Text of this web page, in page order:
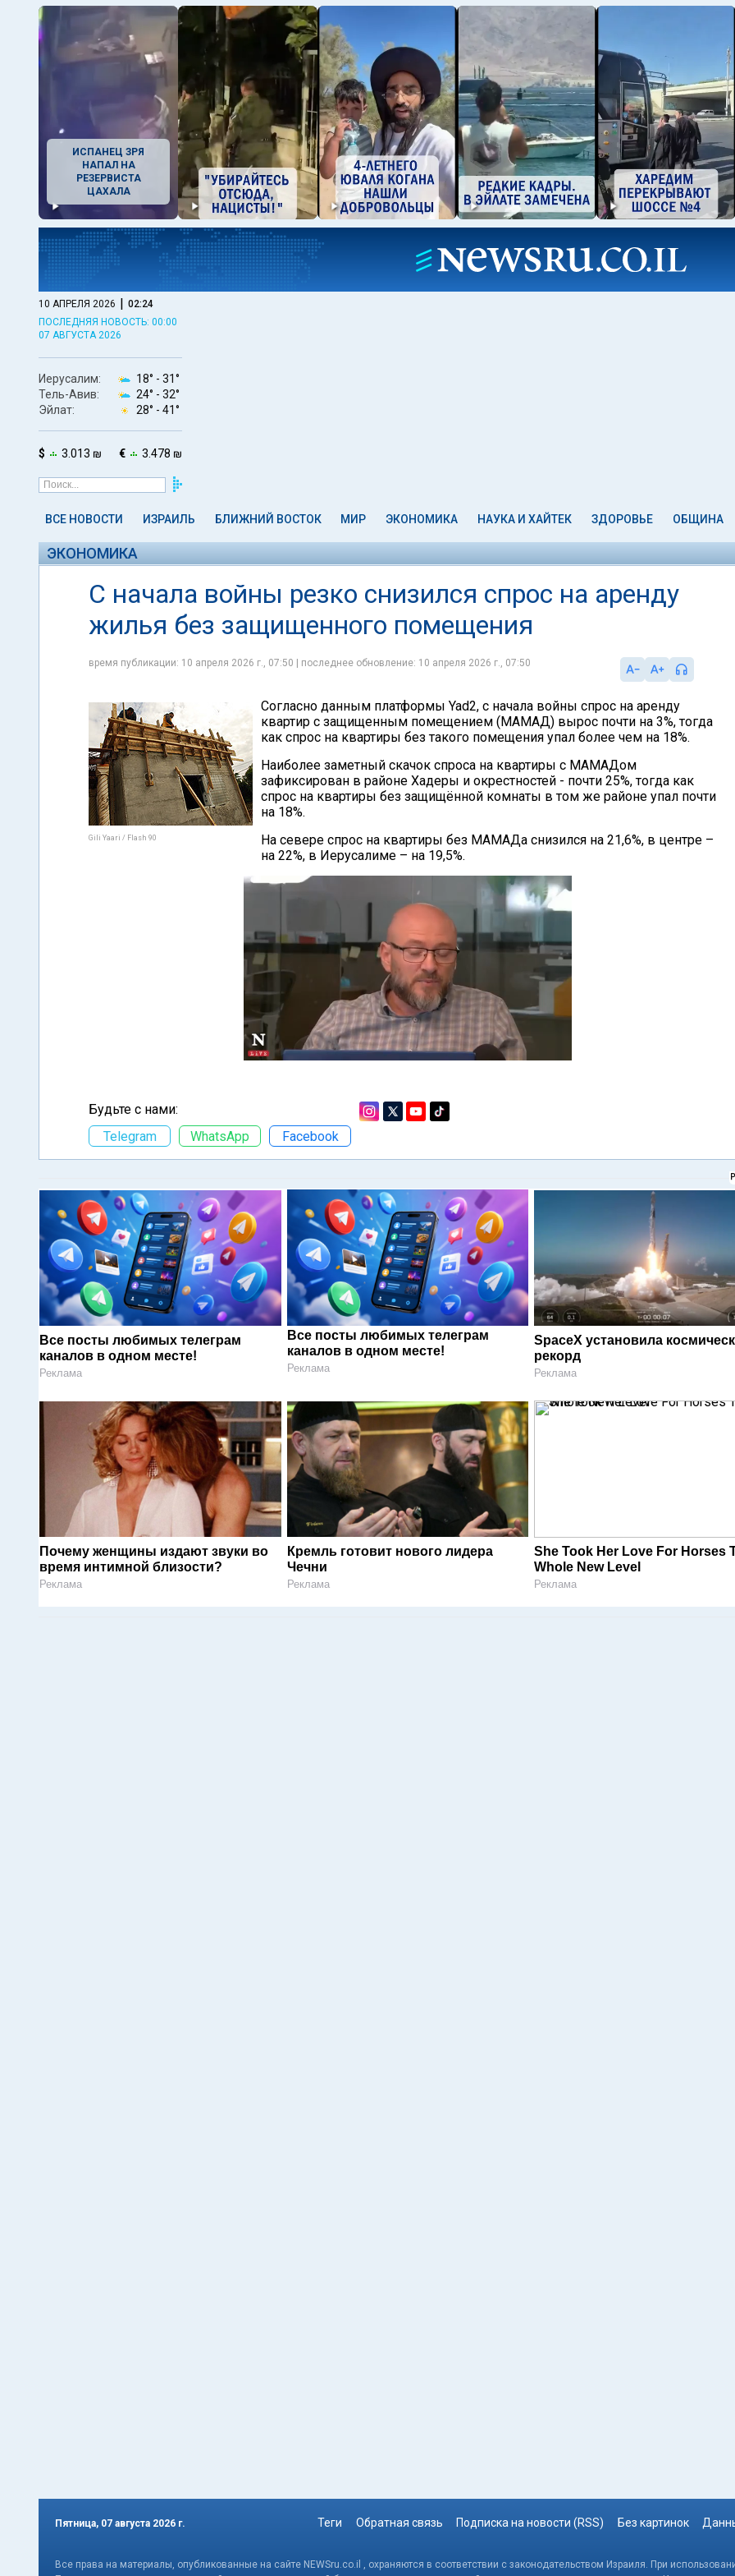
ИСПАНЕЦ ЗРЯ
НАПАЛ НА
РЕЗЕРВИСТА
ЦАХАЛА
10 АПРЕЛЯ 2026 | 02:24
ПОСЛЕДНЯЯ НОВОСТЬ: 00:00
07 АВГУСТА 2026
Иерусалим: 18° - 31°
Тель-Авив:
24° - 32°
Эйлат:
28° - 41°
$ 3.013 ₪ € 3.478 ₪
ВСЕ НОВОСТИ ИЗРАИЛЬ БЛИЖНИЙ ВОСТОК МИР ЭКОНОМИКА НАУКА И ХАЙТЕК ЗДОРОВЬЕ ОБЩИНА
ЭКОНОМИКА
С начала войны резко снизился спрос на аренду
жилья без защищенного помещения
время публикации: 10 апреля 2026 г., 07:50 | последнее обновление: 10 апреля 2026 г., 07:50
Gili Yaari / Flash 90
Согласно данным платформы Yad2, с начала войны спрос на аренду
квартир с защищенным помещением (МАМАД) вырос почти на 3%, тогда
как спрос на квартиры без такого помещения упал более чем на 18%.
Наиболее заметный скачок спроса на квартиры с МАМАДом
зафиксирован в районе Хадеры и окрестностей - почти 25%, тогда как
спрос на квартиры без защищённой комнаты в том же районе упал почти
на 18%.
На севере спрос на квартиры без МАМАДа снизился на 21,6%, в центре –
на 22%, в Иерусалиме – на 19,5%.
Будьте с нами:
Telegram
WhatsApp Facebook
Все посты любимых телеграм
каналов в одном месте!
Реклама
Все посты любимых телеграм
каналов в одном месте!
Реклама
SpaceX установила
рекорд
Реклама
Почему женщины издают звуки во
время интимной близости?
Реклама
Кремль готовит нового лидера
Чечни
Реклама
She Took Her Love For Horses
Whole New Level
Реклама
Пятница, 07 августа 2026 г. Теги Обратная связь Подписка на новости (RSS) Без картинок
Все права на материалы, опубликованные на сайте NEWSru.co.il , охраняются в соответствии с законодательством Израиля. При